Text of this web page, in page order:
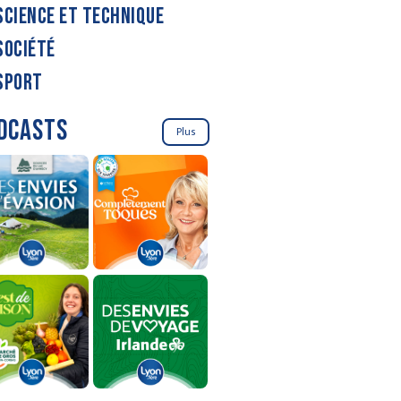
ET TECHNIQUE
Plus